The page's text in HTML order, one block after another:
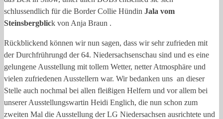
schlussendlich für die Border Collie Hündin Jala vom
Steinsbergblick von Anja Braun .
Rückblickend können wir nun sagen, dass wir sehr zufrieden mit
der Durchfrührungd der 64. Niedersachsenschau sind und es eine
gelungene Ausstellung mit tollem Wetter, netter Atmosphäre und
vielen zufriedenen Ausstellern war. Wir bedanken uns an dieser
Stelle auch nochmal bei allen fleißigen Helfern und vor allem bei
unserer Ausstellungswartin Heidi Englich, die nun schon zum
zweiten Mal die Ausstellung der LG Niedersachsen ausrichtete und